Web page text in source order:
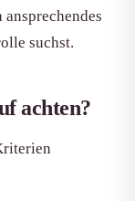
suchst.
achten?